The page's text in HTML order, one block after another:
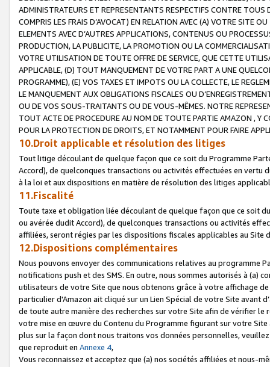
ADMINISTRATEURS ET REPRESENTANTS RESPECTIFS CONTRE
COMPRIS LES FRAIS D’AVOCAT) EN RELATION AVEC (A) VOTRE SITE
ELEMENTS AVEC D’AUTRES APPLICATIONS, CONTENUS OU
PRODUCTION, LA PUBLICITE, LA PROMOTION OU LA
VOTRE UTILISATION DE TOUTE OFFRE DE SERVICE, QUE CETTE
APPLICABLE, (D) TOUT MANQUEMENT DE VOTRE PART A UNE
PROGRAMME), (E) VOS TAXES ET IMPOTS OU LA COLLECTE, LE
LE MANQUEMENT AUX OBLIGATIONS FISCALES OU
OU DE VOS SOUS-TRAITANTS OU DE VOUS-MÊMES. NOTRE
TOUT ACTE DE PROCEDURE AU NOM DE TOUTE PARTIE AMAZON , Y
POUR LA PROTECTION DE DROITS, ET NOTAMMENT POUR FAIRE
10.Droit applicable et résolution des litiges
Tout litige découlant de quelque façon que ce soit du Programme
Accord), de quelconques transactions ou activités effectuées en vertu
à la loi et aux dispositions en matière de résolution des litiges
11.Fiscalité
Toute taxe et obligation liée découlant de quelque façon que ce soit
ou avérée dudit Accord), de quelconques transactions ou activités
affiliées, seront régies par les dispositions fiscales applicables au Site
12.Dispositions complémentaires
Nous pouvons envoyer des communications relatives au programme
notifications push et des SMS. En outre, nous sommes autorisés à
utilisateurs de votre Site que nous obtenons grâce à votre affichage
particulier d'Amazon ait cliqué sur un Lien Spécial de votre Site avant
de toute autre manière des recherches sur votre Site afin de vérifier
votre mise en œuvre du Contenu du Programme figurant sur votre
plus sur la façon dont nous traitons vos données personnelles,
que reproduit en Annexe 4,
Vous reconnaissez et acceptez que (a) nos sociétés affiliées et nous-